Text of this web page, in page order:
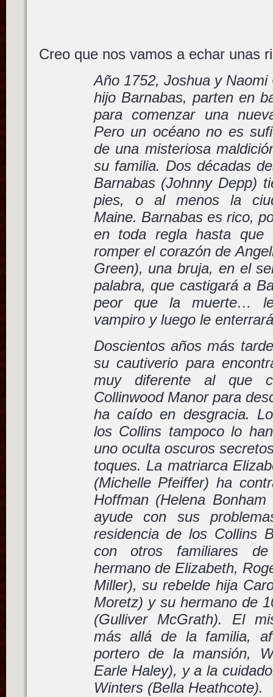
Creo que nos vamos a echar unas
Año 1752, Joshua y
hijo Barnabas, parten en
para comenzar una
Pero un océano no es
de una misteriosa
su familia. Dos décadas
Barnabas (Johnny Depp)
pies, o al menos la
Maine. Barnabas es rico,
en toda regla hasta que
romper el corazón de
Green), una bruja, en el
palabra, que castigará a
peor que la muerte…
vampiro y luego le
Doscientos años más
su cautiverio para
muy diferente al que
Collinwood Manor para
ha caído en desgracia.
los Collins tampoco lo
uno oculta oscuros
toques. La matriarca
(Michelle Pfeiffer) ha
Hoffman (Helena
ayude con sus
residencia de los Collins
con otros familiares
hermano de Elizabeth,
Miller), su rebelde hija
Moretz) y su hermano de
(Gulliver McGrath). El
más allá de la familia,
portero de la mansión,
Earle Haley), y a la
Winters (Bella Heathcote).